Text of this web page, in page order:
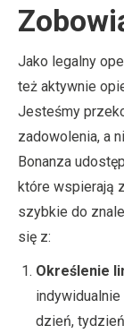
Jako legalny
też aktywnie
Jesteśmy
zadowolenia, a
Bonanza
które wspierają
szybkie do
się z:
Określenie
dzień,